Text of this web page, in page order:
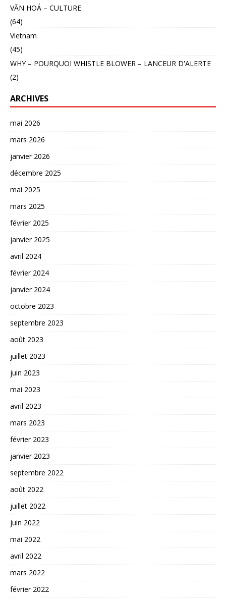
VĂN HOÁ – CULTURE
(64)
Vietnam
(45)
WHY – POURQUOI WHISTLE BLOWER – LANCEUR D'ALERTE
(2)
ARCHIVES
mai 2026
mars 2026
janvier 2026
décembre 2025
mai 2025
mars 2025
février 2025
janvier 2025
avril 2024
février 2024
janvier 2024
octobre 2023
septembre 2023
août 2023
juillet 2023
juin 2023
mai 2023
avril 2023
mars 2023
février 2023
janvier 2023
septembre 2022
août 2022
juillet 2022
juin 2022
mai 2022
avril 2022
mars 2022
février 2022